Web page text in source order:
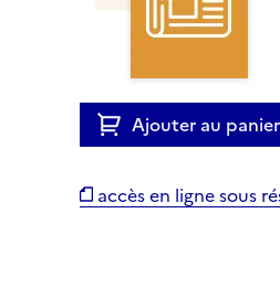
Ajouter au panier
accès en ligne sous